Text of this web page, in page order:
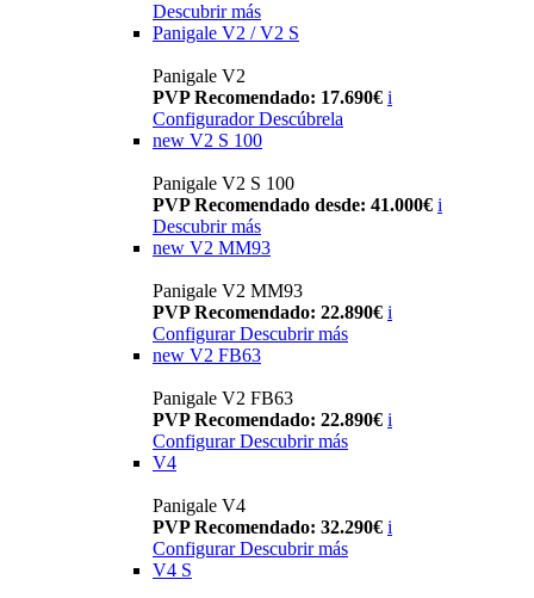
Descubrir más
Panigale V2 / V2 S
Panigale V2
PVP Recomendado: 17.690€ i
Configurador Descúbrela
new V2 S 100
Panigale V2 S 100
PVP Recomendado desde: 41.000€ i
Descubrir más
new V2 MM93
Panigale V2 MM93
PVP Recomendado: 22.890€ i
Configurar Descubrir más
new V2 FB63
Panigale V2 FB63
PVP Recomendado: 22.890€ i
Configurar Descubrir más
V4
Panigale V4
PVP Recomendado: 32.290€ i
Configurar Descubrir más
V4 S